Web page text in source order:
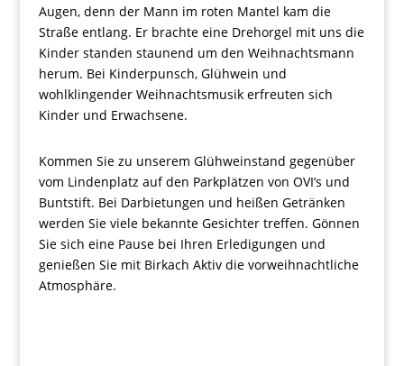
Augen, denn der Mann im roten Mantel kam die
Straße entlang. Er brachte eine Drehorgel mit uns die
Kinder standen staunend um den Weihnachtsmann
herum. Bei Kinderpunsch, Glühwein und
wohlklingender Weihnachtsmusik erfreuten sich
Kinder und Erwachsene.
Kommen Sie zu unserem Glühweinstand gegenüber
vom Lindenplatz auf den Parkplätzen von OVI’s und
Buntstift. Bei Darbietungen und heißen Getränken
werden Sie viele bekannte Gesichter treffen. Gönnen
Sie sich eine Pause bei Ihren Erledigungen und
genießen Sie mit Birkach Aktiv die vorweihnachtliche
Atmosphäre.